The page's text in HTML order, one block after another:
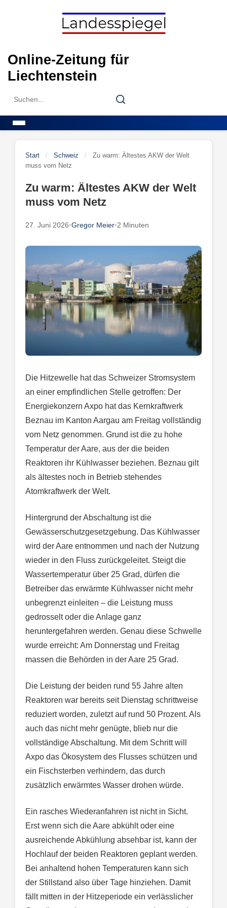
Online-Zeitung für
Liechtenstein
Search
Search
Start / Schweiz /
Zu warm: Ältestes AKW der Welt
muss vom Netz
Zu warm: Ältestes AKW der Welt
muss vom Netz
27. Juni 2026•Gregor Meier•2 Minuten
Die Hitzewelle hat das Schweizer Stromsystem
an einer empfindlichen Stelle getroffen: Der
Energiekonzern Axpo hat das Kernkraftwerk
Beznau im Kanton Aargau am Freitag vollständig
vom Netz genommen. Grund ist die zu hohe
Temperatur der Aare, aus der die beiden
Reaktoren ihr Kühlwasser beziehen. Beznau gilt
als ältestes noch in Betrieb stehendes
Atomkraftwerk der Welt.
Hintergrund der Abschaltung ist die
Gewässerschutzgesetzgebung. Das Kühlwasser
wird der Aare entnommen und nach der Nutzung
wieder in den Fluss zurückgeleitet. Steigt die
Wassertemperatur über 25 Grad, dürfen die
Betreiber das erwärmte Kühlwasser nicht mehr
unbegrenzt einleiten – die Leistung muss
gedrosselt oder die Anlage ganz
heruntergefahren werden. Genau diese Schwelle
wurde erreicht: Am Donnerstag und Freitag
massen die Behörden in der Aare 25 Grad.
Die Leistung der beiden rund 55 Jahre alten
Reaktoren war bereits seit Dienstag schrittweise
reduziert worden, zuletzt auf rund 50 Prozent. Als
auch das nicht mehr genügte, blieb nur die
vollständige Abschaltung. Mit dem Schritt will
Axpo das Ökosystem des Flusses schützen und
ein Fischsterben verhindern, das durch
zusätzlich erwärmtes Wasser drohen würde.
Ein rasches Wiederanfahren ist nicht in Sicht.
Erst wenn sich die Aare abkühlt oder eine
ausreichende Abkühlung absehbar ist, kann der
Hochlauf der beiden Reaktoren geplant werden.
Bei anhaltend hohen Temperaturen kann sich
der Stillstand also über Tage hinziehen. Damit
fällt mitten in der Hitzeperiode ein verlässlicher